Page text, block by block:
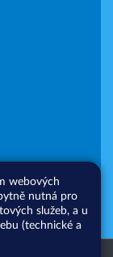
webových
nutná pro
služeb, a u
(technické a